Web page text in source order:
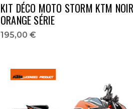
KIT DÉCO MOTO STORM KTM
ORANGE SÉRIE
195,00 €